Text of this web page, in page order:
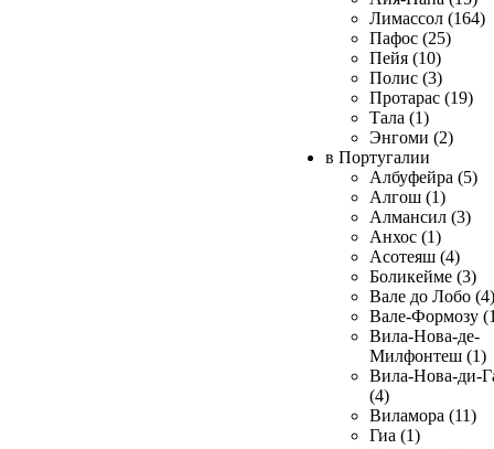
Лимассол (164)
Пафос (25)
Пейя (10)
Полис (3)
Протарас (19)
Тала (1)
Энгоми (2)
в Португалии
Албуфейра (5)
Алгош (1)
Алмансил (3)
Анхос (1)
Асотеяш (4)
Боликейме (3)
Вале до Лобо (4)
Вале-Формозу
Вила-Нова-де-
Милфонтеш (1)
Вила-Нова-ди-
(4)
Виламора (11)
Гиа (1)